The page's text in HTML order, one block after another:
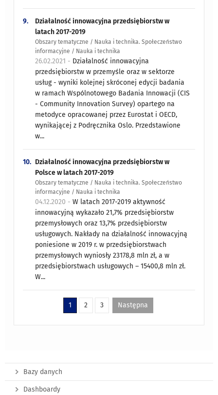
9.
Działalność innowacyjna przedsiębiorstw w
latach 2017-2019
Obszary tematyczne / Nauka i technika. Społeczeństwo
informacyjne / Nauka i technika
26.02.2021 - Działalność innowacyjna
przedsiębiorstw w przemyśle oraz w sektorze
usług - wyniki kolejnej skróconej edycji badania
w ramach Wspólnotowego Badania Innowacji (CIS
- Community Innovation Survey) opartego na
metodyce opracowanej przez Eurostat i OECD,
wynikającej z Podręcznika Oslo. Przedstawione
w...
10. Działalność innowacyjna przedsiębiorstw w
Polsce w latach 2017-2019
Obszary tematyczne / Nauka i technika. Społeczeństwo
informacyjne / Nauka i technika
04.12.2020 -W latach 2017-2019 aktywność
innowacyjną wykazało 21,7% przedsiębiorstw
przemysłowych oraz 13,7% przedsiębiorstw
usługowych. Nakłady na działalność innowacyjną
poniesione w 2019 r. w przedsiębiorstwach
przemysłowych wyniosły 23178,8 mln zł, a w
przedsiębiorstwach usługowych – 15400,8 mln zł.
W...
1 2 3 Następna
Bazy danych
Dashboardy